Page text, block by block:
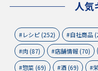
人気
レシピ (252) 自社商品
肉 (87)
店舗情報 (70)
惣菜 (69)
酒 (69)